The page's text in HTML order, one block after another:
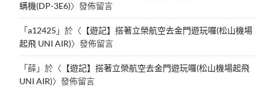
螨機(DP-3E6)〉發佈留言
「a12425 」於〈 【遊記】搭著立榮航空去金門遊玩囉(松山機場
起飛 UNI AIR)〉發佈留言
「薛」於〈 【遊記】搭著立榮航空去金門遊玩囉(松山機場起飛
UNI AIR)〉發佈留言